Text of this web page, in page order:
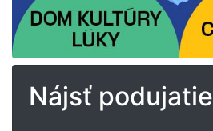
Nájsť podujatie